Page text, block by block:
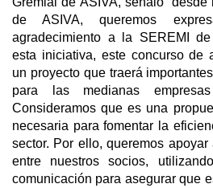
de ASIVA, queremos
agradecimiento a la SEREMI
esta iniciativa, este concurso de
un proyecto que traerá
para las medianas
Consideramos que es una
necesaria para fomentar la
sector. Por ello, queremos
entre nuestros socios,
comunicación para asegurar que